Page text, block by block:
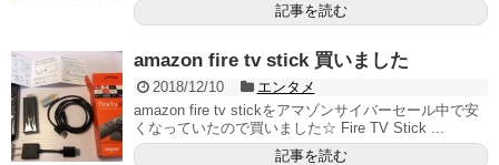
記事を読む
amazon fire tv stick 買いました
2018/12/10
エンタメ
amazon fire tv stickをアマゾンサイバーセール中で安
くなっていたので買いました☆ Fire TV Stick ...
記事を読む